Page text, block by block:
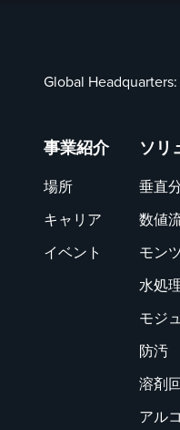
Global Headquarters:
事業紹介
場所
キャリア
イベント
ソリ
垂直
数値
モン
水処
モジ
防汚
溶剤
アル